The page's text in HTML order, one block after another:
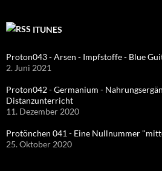
ITUNES
Proton043 - Arsen - Impfstoffe - Blue
2. Juni 2021
Proton042 - Germanium -
Distanzunterricht
11. Dezember 2020
Protönchen 041 - Eine Nullnummer
25. Oktober 2020